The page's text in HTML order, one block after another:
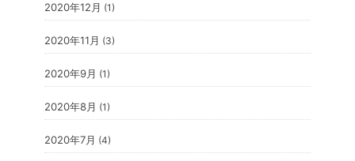
2020年12月 (1)
2020年11月 (3)
2020年9月 (1)
2020年8月 (1)
2020年7月 (4)